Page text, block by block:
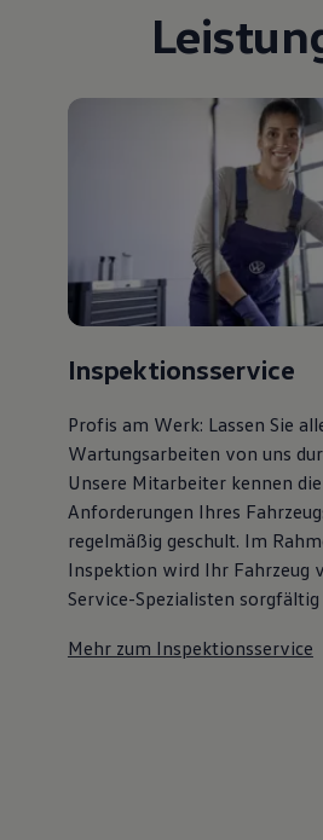
Bulli Magazin
Fahrzeugabholung ab
Inspektionsservice
Profis am Werk: Lassen Sie
Wartungsarbeiten von uns
Unsere Mitarbeiter kennen die
Anforderungen Ihres
regelmäßig geschult. Im
Inspektion wird Ihr Fahrzeug
Service-Spezialisten
Mehr zum Inspektionsservice